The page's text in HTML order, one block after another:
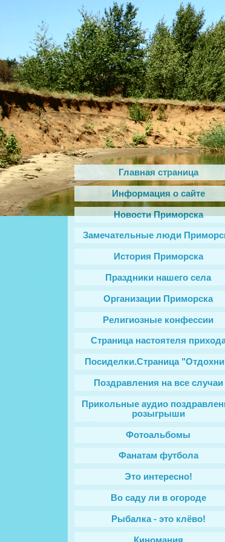
Главная страница
Информация о сайте
Новости Приморска
Замечательные люди
История Приморска
Праздники нашего села
Организации Приморска
Религиозные конфессии
Cтраница настоятеля
Посиделки.Страница
Поздравления на все случаи
Прикольные аудио
розыгрыши
Фотоальбомы
Фанатам футбола
Это интересно!
Во саду ли в огороде
Рыбалка - это клёво!
Киномания